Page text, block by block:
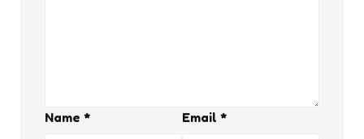
Name * Email *